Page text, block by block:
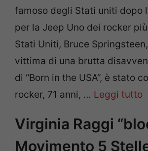
famoso degli Stati uniti dopo
per la Jeep Uno dei rocker
Stati Uniti, Bruce
vittima di una brutta
di “Born in the USA“, è stato
rocker, 71 anni, … Leggi tutto
Virginia Raggi
Movimento 5